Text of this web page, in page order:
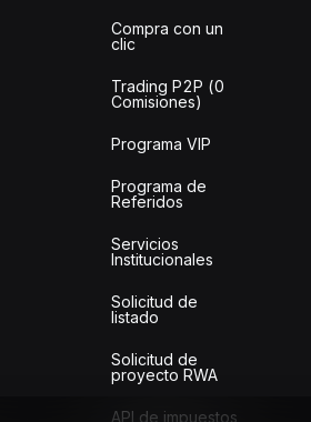
Compra con un
clic
Trading P2P (0
Comisiones)
Programa VIP
Programa de
Referidos
Servicios
Institucionales
Solicitud de
listado
Solicitud de
proyecto RWA
API de impuestos